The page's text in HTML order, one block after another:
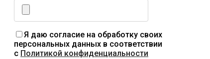
Я даю согласие на обработку своих
персональных данных в соответствии
с Политикой конфиденциальности